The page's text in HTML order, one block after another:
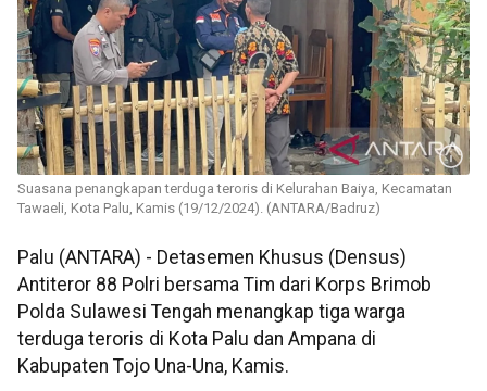
Suasana penangkapan terduga teroris di Kelurahan Baiya, Kecamatan
Tawaeli, Kota Palu, Kamis (19/12/2024). (ANTARA/Badruz)
Palu (ANTARA) - Detasemen Khusus (Densus)
Antiteror 88 Polri bersama Tim dari Korps Brimob
Polda Sulawesi Tengah menangkap tiga warga
terduga teroris di Kota Palu dan Ampana di
Kabupaten Tojo Una-Una, Kamis.